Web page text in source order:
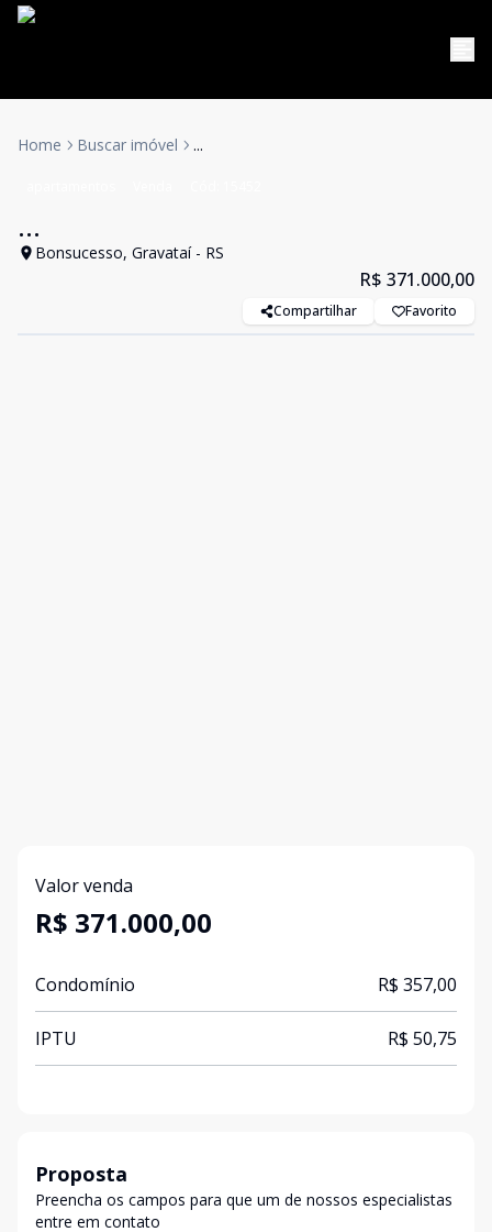
Home Buscar imóvel ...
...
Bonsucesso, Gravataí - RS
R$ 371.000,00
Compartilhar Favorito
Valor venda
R$ 371.000,00
Condomínio R$ 357,00
IPTU R$ 50,75
Proposta
Preencha os campos para que um de nossos especialistas
entre em contato